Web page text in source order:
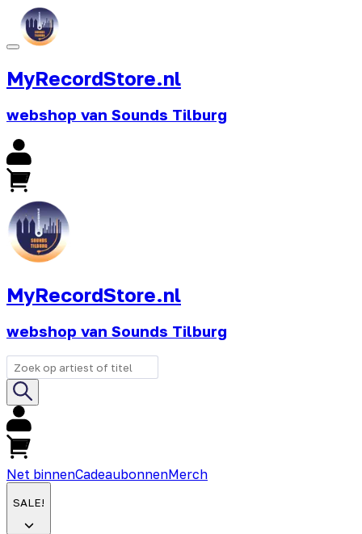
MyRecordStore.nl
webshop van Sounds Tilburg
MyRecordStore.nl
webshop van Sounds Tilburg
Net binnenCadeaubonnenMerch
SALE!